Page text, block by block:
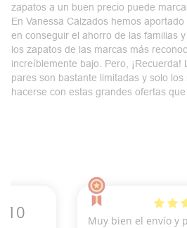
zapatos a un buen precio puede
En Vanessa Calzados hemos
en conseguir el ahorro de las familias
los zapatos de las marcas más
increíblemente bajo. Pero, ¡Recuerda!
pares son bastante limitadas y solo los
hacerse con estas grandes ofertas